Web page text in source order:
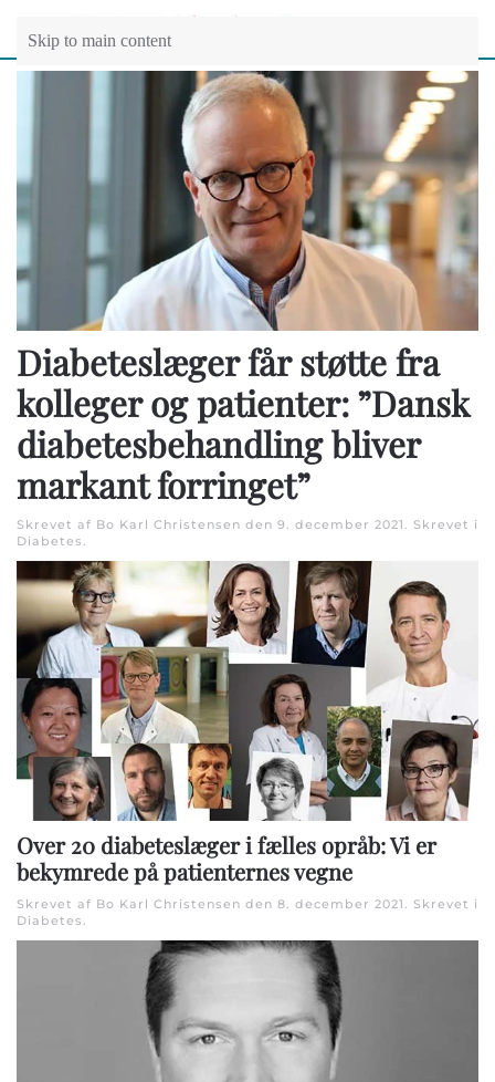
Skip to main content
Diabeteslæger får støtte fra
kolleger og patienter: ”Dansk
diabetesbehandling bliver
markant forringet”
Skrevet af Bo Karl Christensen den 9. december 2021. Skrevet i
Diabetes.
Over 20 diabeteslæger i fælles opråb: Vi er
bekymrede på patienternes vegne
Skrevet af Bo Karl Christensen den 8. december 2021
. Skrevet i
Diabetes